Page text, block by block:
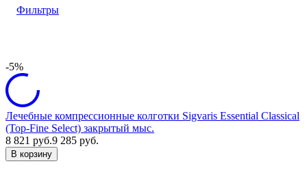
Фильтры
-5%
Лечебные компрессионные колготки Sigvaris Essential Classical
(Top-Fine Select) закрытый мыс.
8 821 руб.9 285 руб.
В корзину